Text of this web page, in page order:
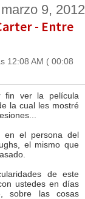
9, 2012
- Entre
12:08 AM ( 00:08
fin ver la película
la cual les mostré
en el persona del
el mismo que
de este
ustedes en días
sobre las cosas